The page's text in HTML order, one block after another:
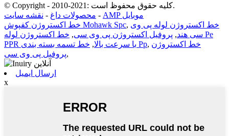
© Copyright - 2010-2021: کلیه حقوق محفوظ است.
محصولات داغ - نقشه سایت -
AMP موبایل
خط اکستروژن کفپوش Mohawk Spc, خط اکستروژن لوله پی وی
سی هند, پروفیل اکستروژن پی وی سی, خط اکستروژن لوله Pe
PPR با سرعت بالا, خط تسمه بسته بندی Pp, خط اکستروژن
پروفیل پی وی سی,
ارسال ایمیل
x